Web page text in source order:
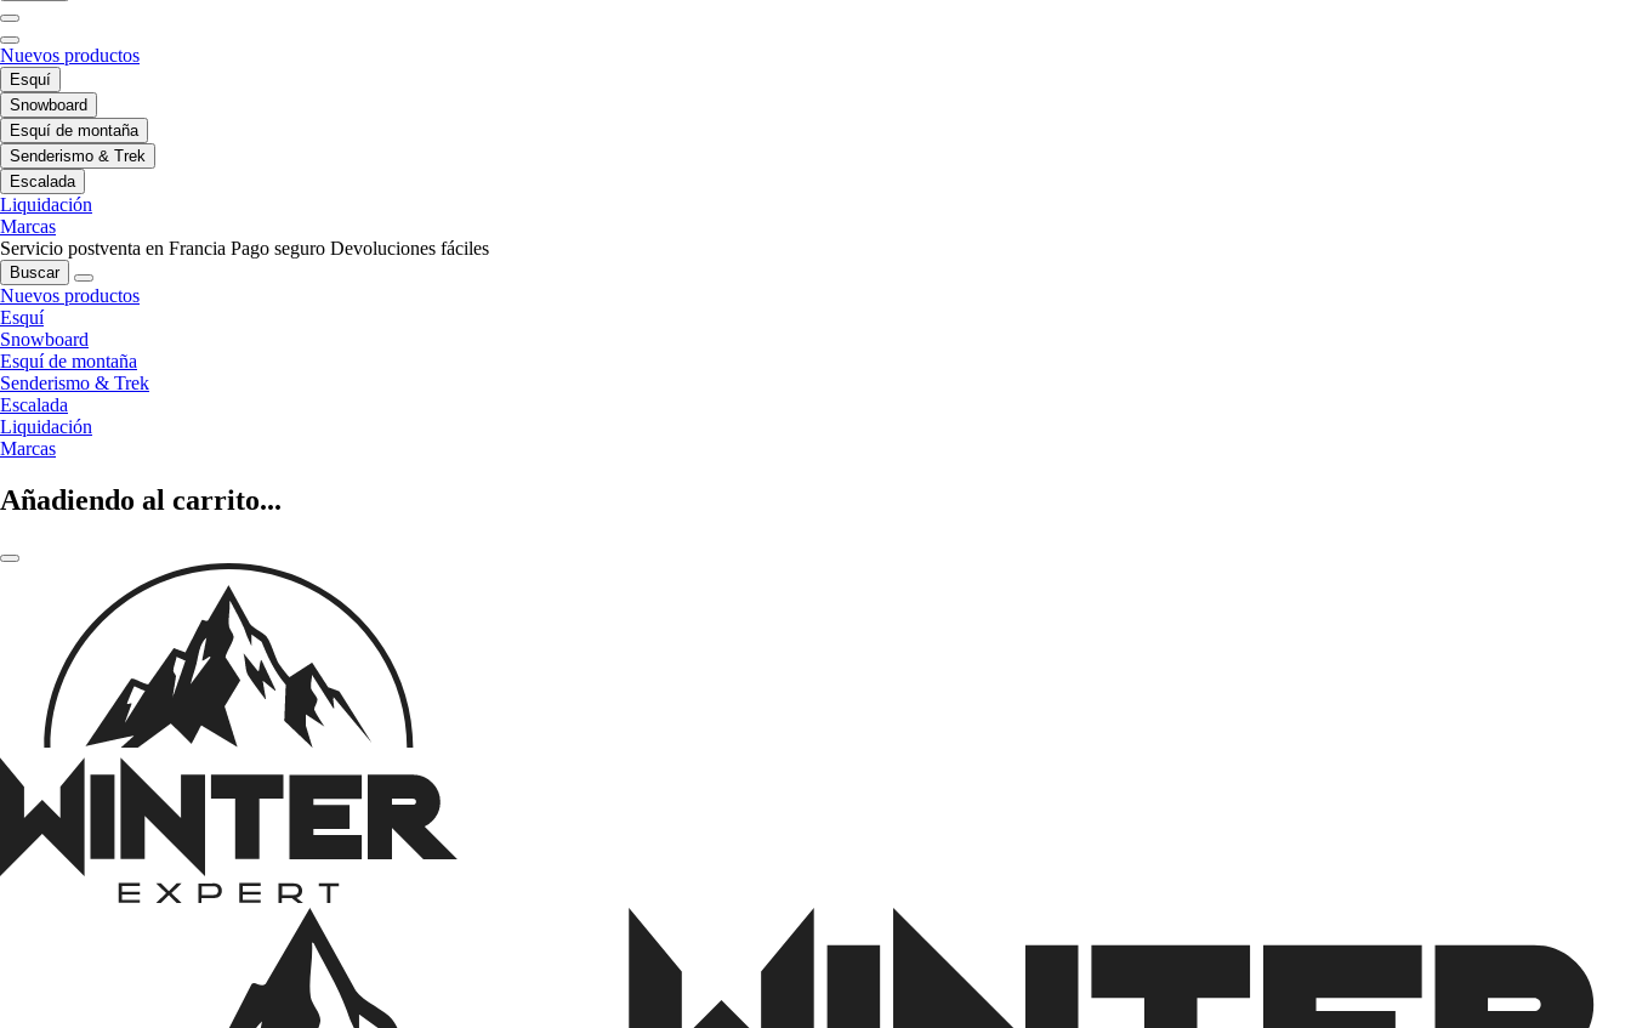
Nuevos productos
Esquí
Snowboard
Esquí de montaña
Senderismo & Trek
Escalada
Liquidación
Marcas
Servicio postventa en Francia Pago seguro Devoluciones fáciles
Buscar
Nuevos productos
Esquí
Snowboard
Esquí de montaña
Senderismo & Trek
Escalada
Liquidación
Marcas
Añadiendo al carrito...